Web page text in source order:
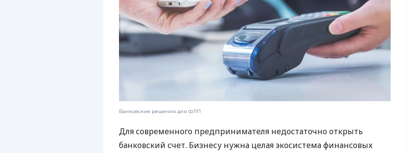
Банковские решения для ФЛП
Для современного предпринимателя недостаточно открыть
банковский счет. Бизнесу нужна целая экосистема финансовых